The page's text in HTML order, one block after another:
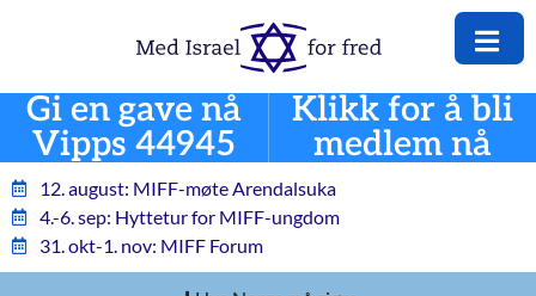
Gi en gave nå
Vipps 44945
Klikk for å bli
medlem nå
12. august: MIFF-møte Arendalsuka
4.-6. sep: Hyttetur for MIFF-ungdom
31. okt-1. nov: MIFF Forum